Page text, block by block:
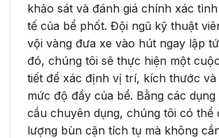
khảo sát và đánh giá chính xác
tế của bể phốt. Đội ngũ kỹ thuật
vội vàng đưa xe vào hút ngay lập
đó, chúng tôi sẽ thực hiện một
tiết để xác định vị trí, kích thước và
mức độ đầy của bể. Bằng các
cầu chuyên dụng, chúng tôi có thể
lượng bùn cặn tích tụ mà không